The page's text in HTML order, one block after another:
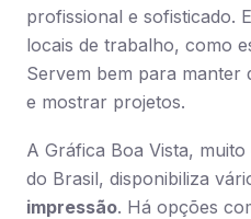
profissional e sofisticado.
locais de trabalho, como
Servem bem para manter
e mostrar projetos.
A Gráfica Boa Vista,
do Brasil, disponibiliza
impressão. Há opções